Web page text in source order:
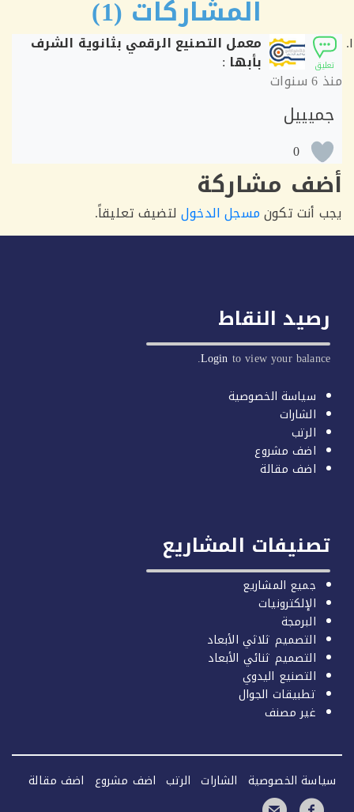
المشاركات (1)
معمل التصنيع الرقمي بثانوية الشرف
بأبها :
0
مشاركة
تكونمسجل الدخوللتضيف تعليقاً.
النقاط
Loginto view your
سياسة الخصوصية
الشارات
الرتب
اضف مشروع
اضف مقالة
المشاريع
جميع المشاريع
الإلكترونيات
البرمجة
التصميم ثلاثي الأبعاد
التصميم ثنائي الأبعاد
التصنيع اليدوي
تطبيقات الجوال
غير مصنف
الخصوصية الشارات الرتب اضف مشروع اضف مقالة